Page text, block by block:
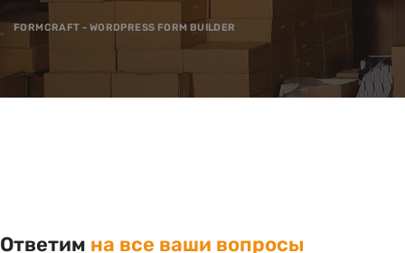
FORMCRAFT - WORDPRESS FORM BUILDER
Ответим на все ваши вопросы